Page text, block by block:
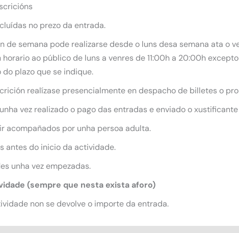
no prezo da entrada.
semana pode realizarse desde o luns desa semana ata o
ao público de luns a venres de 11:00h a 20:00h
plazo que se indique.
realízase presencialmente en despacho de billetes o
vez realizado o pago das entradas e enviado o
acompañados por unha persoa adulta.
antes do inicio da actividade.
unha vez empezadas.
(sempre que nesta exista aforo)
non se devolve o importe da entrada.